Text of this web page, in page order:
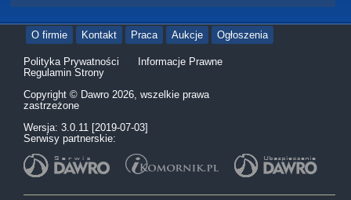
O firmie Kontakt Praca Aukcje Ogłoszenia
Polityka Prywatności
Informacje Prawne
Regulamin Strony
Copyright © Dawro 2026, wszelkie prawa
zastrzeżone
Wersja: 3.0.11 [2019-07-03]
Serwisy partnerskie: